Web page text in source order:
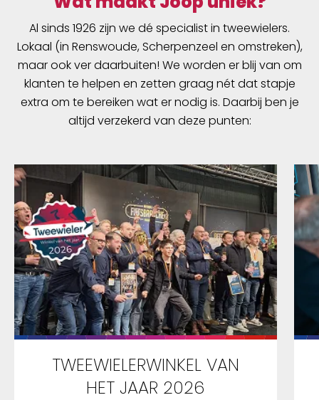
Al sinds 1926 zijn we dé specialist in tweewielers.
Lokaal (in Renswoude, Scherpenzeel en omstreken),
maar ook ver daarbuiten! We worden er blij van om
klanten te helpen en zetten graag nét dat stapje
extra om te bereiken wat er nodig is. Daarbij ben je
altijd verzekerd van deze punten:
TWEEWIELERWINKEL VAN
HET JAAR 2026